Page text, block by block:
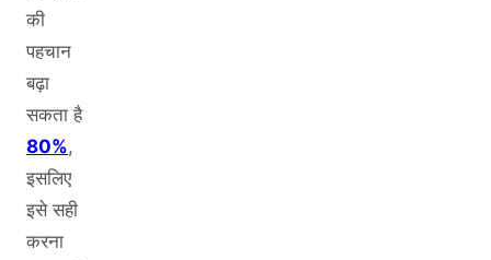
की
पहचान
बढ़ा
सकता है
80%,
इसलिए
इसे सही
करना